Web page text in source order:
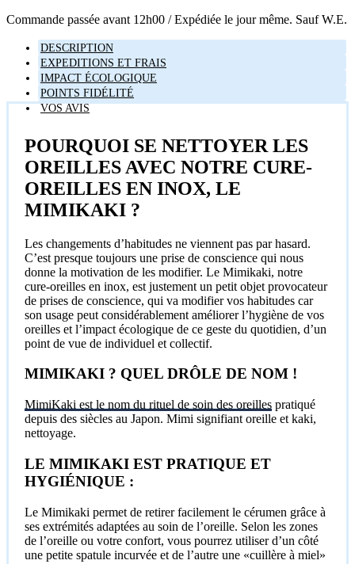
Commande passée avant 12h00 / Expédiée le jour même. Sauf W.E.
DESCRIPTION
EXPEDITIONS ET FRAIS
IMPACT ÉCOLOGIQUE
POINTS FIDÉLITÉ
VOS AVIS
POURQUOI SE NETTOYER LES
OREILLES AVEC NOTRE CURE-
OREILLES EN INOX, LE
MIMIKAKI ?
Les changements d’habitudes ne viennent pas par hasard.
C’est presque toujours une prise de conscience qui nous
donne la motivation de les modifier. Le Mimikaki, notre
cure-oreilles en inox, est justement un petit objet provocateur
de prises de conscience, qui va modifier vos habitudes car
son usage peut considérablement améliorer l’hygiène de vos
oreilles et l’impact écologique de ce geste du quotidien, d’un
point de vue de individuel et collectif.
MIMIKAKI ? QUEL DRÔLE DE NOM !
MimiKaki est le nom du rituel de soin des oreilles pratiqué
depuis des siècles au Japon. Mimi signifiant oreille et kaki,
nettoyage.
LE MIMIKAKI EST PRATIQUE ET
HYGIÉNIQUE :
Le Mimikaki permet de retirer facilement le cérumen grâce à
ses extrémités adaptées au soin de l’oreille. Selon les zones
de l’oreille ou votre confort, vous pourrez utiliser d’un côté
une petite spatule incurvée et de l’autre une «cuillère à miel»